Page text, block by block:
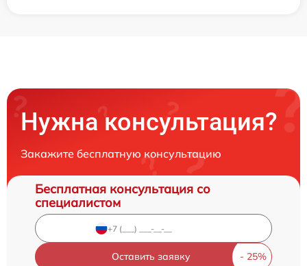
Нужна консультация?
Закажите бесплатную консультацию
Бесплатная консультация со
специалистом
Оставить заявку